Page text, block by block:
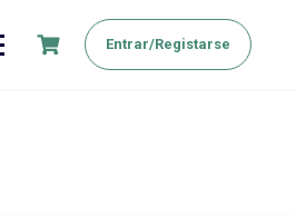
Entrar/Registarse